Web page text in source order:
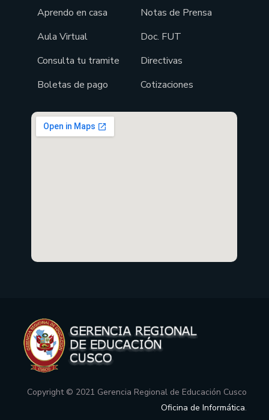
Aprendo en casa
Aula Virtual
Consulta tu tramite
Boletas de pago
Notas de Prensa
Doc. FUT
Directivas
Cotizaciones
Copyright © 2021 Gerencia Regional de Educación Cusco
Oficina de Informática.